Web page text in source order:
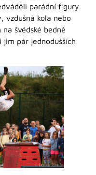
parádní figury
vzdušná kola nebo
švédské bedně
jim pár jednodušších